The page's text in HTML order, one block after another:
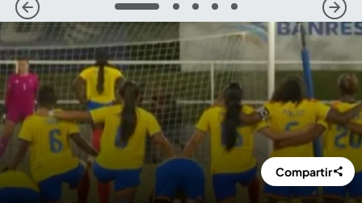
1 2 3 4 5
Compartir